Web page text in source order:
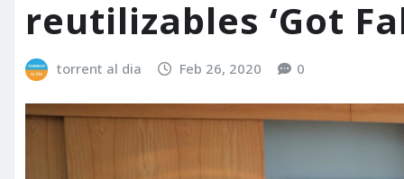
reutilizables ‘Got
torrent al dia Feb 26, 2020 0